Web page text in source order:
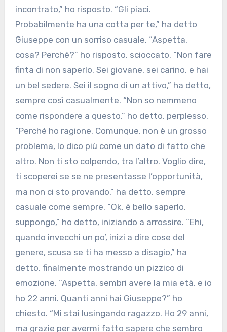
incontrato,” ho risposto. “Gli piaci.
Probabilmente ha una cotta per te,” ha detto
Giuseppe con un sorriso casuale. “Aspetta,
cosa? Perché?” ho risposto, scioccato. “Non fare
finta di non saperlo. Sei giovane, sei carino, e hai
un bel sedere. Sei il sogno di un attivo,” ha detto,
sempre così casualmente. “Non so nemmeno
come rispondere a questo,” ho detto, perplesso.
“Perché ho ragione. Comunque, non è un grosso
problema, lo dico più come un dato di fatto che
altro. Non ti sto colpendo, tra l’altro. Voglio dire,
ti scoperei se se ne presentasse l’opportunità,
ma non ci sto provando,” ha detto, sempre
casuale come sempre. “Ok, è bello saperlo,
suppongo,” ho detto, iniziando a arrossire. “Ehi,
quando invecchi un po’, inizi a dire cose del
genere, scusa se ti ha messo a disagio,” ha
detto, finalmente mostrando un pizzico di
emozione. “Aspetta, sembri avere la mia età, e io
ho 22 anni. Quanti anni hai Giuseppe?” ho
chiesto. “Mi stai lusingando ragazzo. Ho 29 anni,
ma grazie per avermi fatto sapere che sembro